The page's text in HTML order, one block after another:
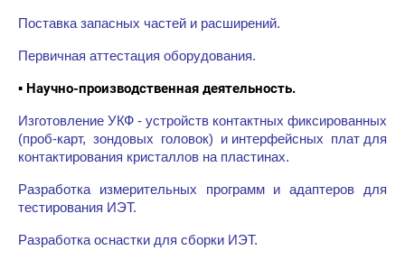
Поставка запасных частей и расширений.
Первичная аттестация оборудования.
▪ Научно-производственная деятельность.
Изготовление УКФ - устройств контактных фиксированных
(проб-карт, зондовых головок) и интерфейсных плат для
контактирования кристаллов на пластинах.
Разработка измерительных программ и адаптеров для
тестирования ИЭТ.
Разработка оснастки для сборки ИЭТ.